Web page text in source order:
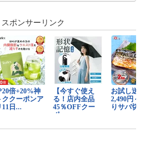
スポンサーリンク